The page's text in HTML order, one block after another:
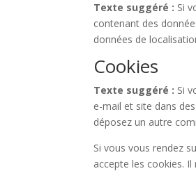
Texte suggéré : Si
contenant des
données de
Cookies
Texte suggéré : Si
e-mail et site dans
déposez un autre
Si vous vous rendez
accepte les cookies.